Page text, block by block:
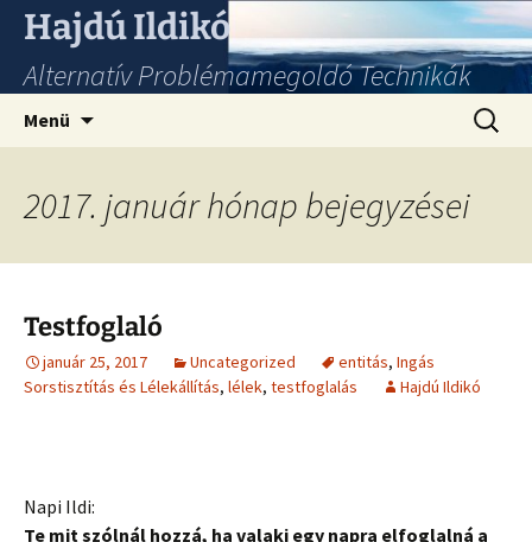
Hajdú Ildikó
Alternatív Problémamegoldó Technikák
Menü
2017. január hónap bejegyzései
Testfoglaló
január 25, 2017 Uncategorized entitás, Ingás
Sorstisztítás és Lélekállítás, lélek, testfoglalás Hajdú Ildikó
Napi Ildi:
Te mit szólnál hozzá, ha valaki egy napra elfoglalná a